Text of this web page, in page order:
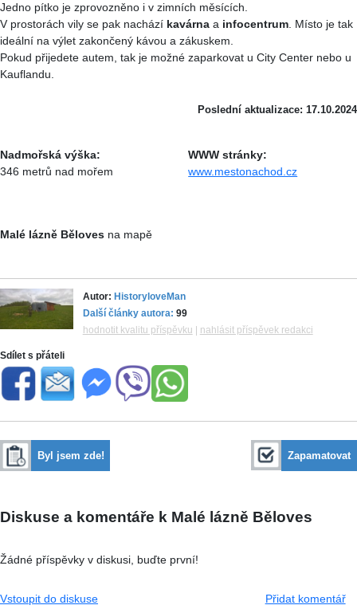
Jedno pítko je zprovozněno i v zimních měsících.
V prostorách vily se pak nachází kavárna a infocentrum. Místo je tak
ideální na výlet zakončený kávou a zákuskem.
Pokud přijedete autem, tak je možné zaparkovat u City Center nebo u
Kauflandu.
Poslední aktualizace: 17.10.2024
Nadmořská výška:
346 metrů nad mořem
WWW stránky:
www.mestonachod.cz
Malé lázně Běloves na mapě
Autor: HistoryloveMan
Další články autora: 99
hodnotit kvalitu příspěvku
nahlásit příspěvek redakci
Sdílet s přáteli
Byl jsem zde! Zapamatovat
Diskuse a komentáře k Malé lázně Běloves
Žádné příspěvky v diskusi, buďte první!
Vstoupit do diskuse Přidat komentář